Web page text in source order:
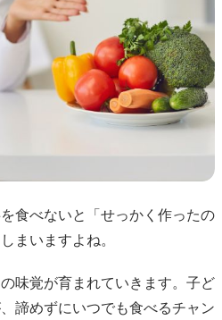
食べないと「せっかく作ったの
まいますよね。
味覚が育まれていきます。子ど
諦めずにいつでも食べるチャン